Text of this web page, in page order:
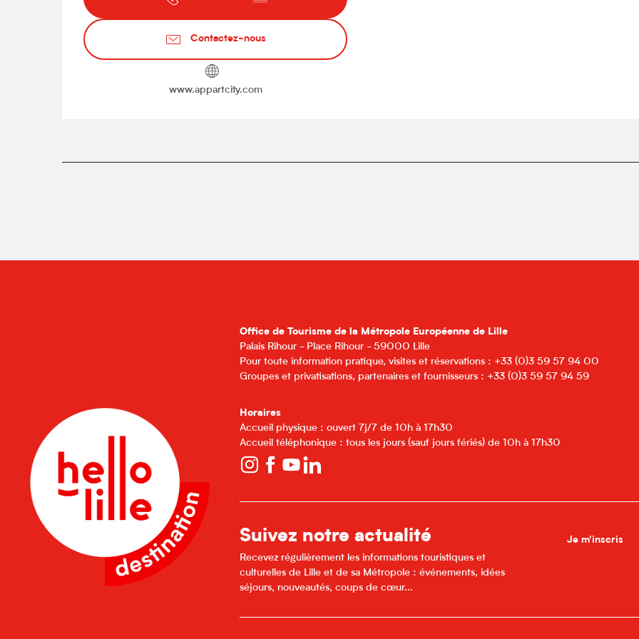
Contactez-nous
www.appartcity.com
Office de Tourisme de la Métropole Européenne de Lille
Palais Rihour - Place Rihour - 59000 Lille
Pour toute information pratique, visites et réservations : +33 (0)3 59 57 94 00
Groupes et privatisations, partenaires et fournisseurs : +33 (0)3 59 57 94 59
Horaires
Accueil physique : ouvert 7j/7 de 10h à 17h30
Accueil téléphonique : tous les jours (sauf jours fériés) de 10h à 17h30
Suivez notre actualité
Recevez régulièrement les informations touristiques et
culturelles de Lille et de sa Métropole : événements, idées
séjours, nouveautés, coups de cœur...
Je m'inscris